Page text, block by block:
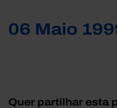
06 Maio
Quer partilhar esta